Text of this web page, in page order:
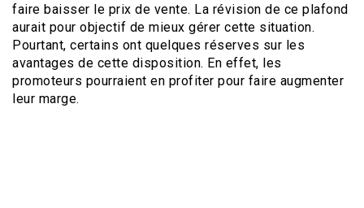
faire baisser le prix de vente. La révision de ce plafond
aurait pour objectif de mieux gérer cette situation.
Pourtant, certains ont quelques réserves sur les
avantages de cette disposition. En effet, les
promoteurs pourraient en profiter pour faire augmenter
leur marge.